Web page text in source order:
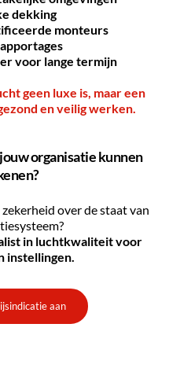
dekking
monteurs
voor lange termijn
geen luxe is, maar een
en veilig werken.
organisatie kunnen
over de staat van
in luchtkwaliteit voor
instellingen.
aan